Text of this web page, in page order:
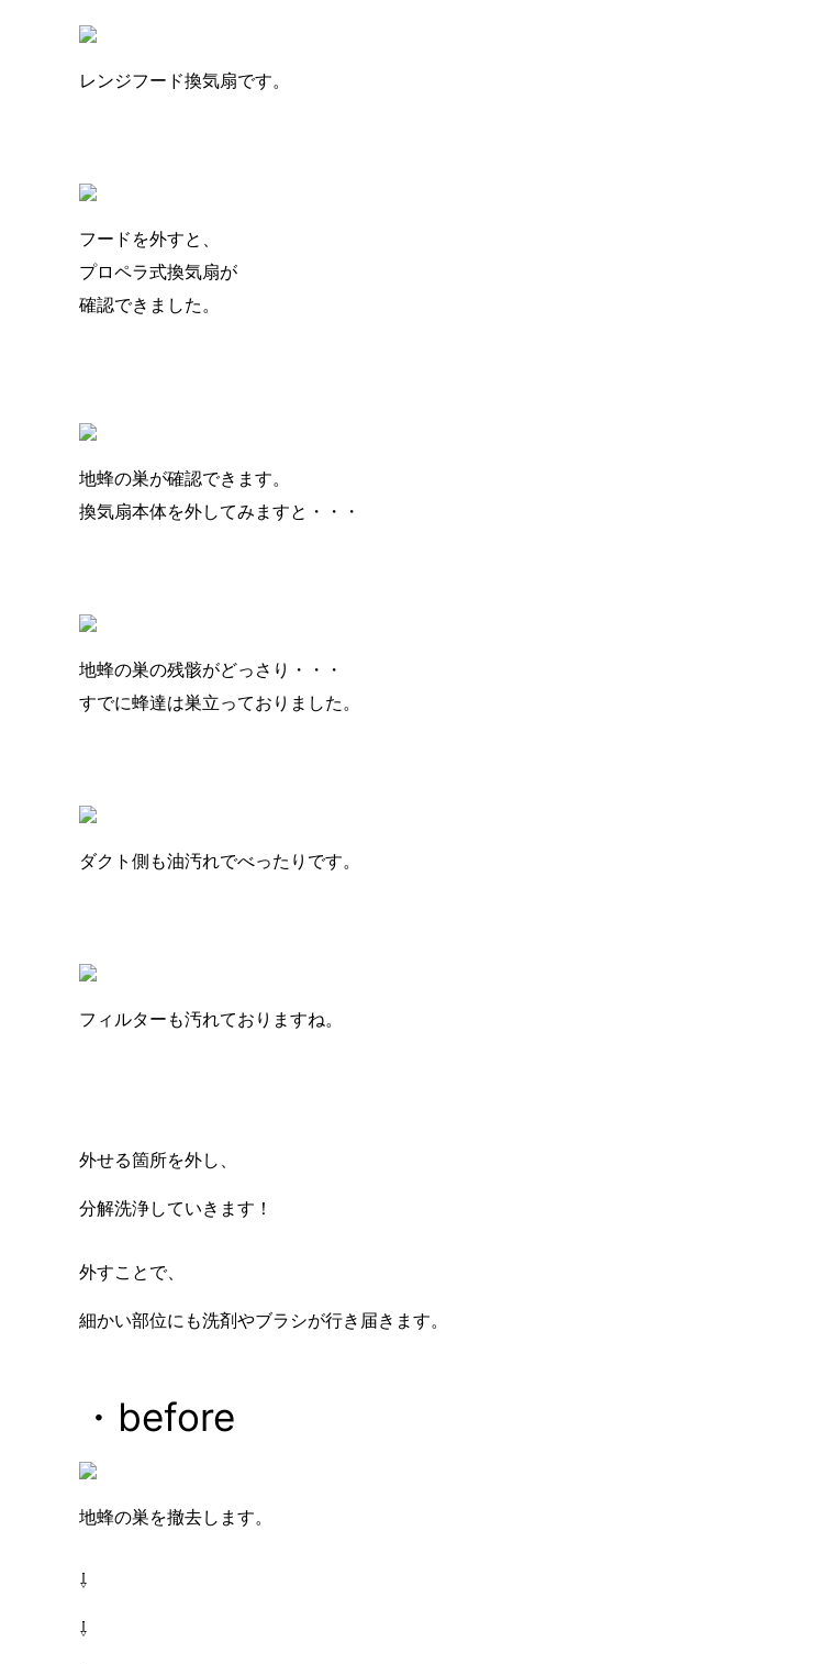
レンジフード換気扇です。
フードを外すと、
プロペラ式換気扇が
確認できました。
地蜂の巣が確認できます。
換気扇本体を外してみますと・・・
地蜂の巣の残骸がどっさり・・・
すでに蜂達は巣立っておりました。
ダクト側も油汚れでべったりです。
フィルターも汚れておりますね。
外せる箇所を外し、
分解洗浄していきます！
外すことで、
細かい部位にも洗剤やブラシが行き届きます。
・before
地蜂の巣を撤去します。
⇩
⇩